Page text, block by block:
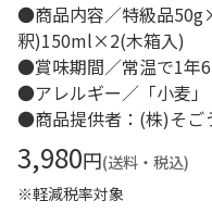
●商品内容／特級品
釈)150ml×2(木箱入)
●賞味期間／常温で1年
●アレルギー／「小麦」
●商品提供者：(株)そ
3,980円(送料・税込)
※軽減税率対象